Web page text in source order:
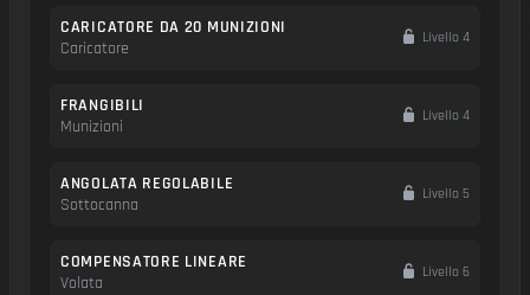
CARICATORE DA 20 MUNIZIONI
Caricatore
Livello 4
FRANGIBILI
Munizioni
Livello 4
ANGOLATA REGOLABILE
Sottocanna
Livello 5
COMPENSATORE LINEARE
Volata
Livello 6